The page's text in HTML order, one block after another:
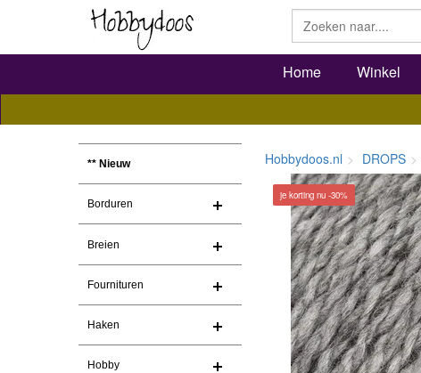
Home Winkel
** Nieuw
Borduren
Breien
Fournituren
Haken
Hobby
Hobbydoos.nl DROPS
je korting nu -30%